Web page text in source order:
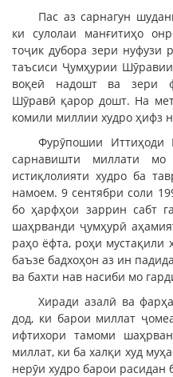
Пас аз сарнагун
ки сулолаи манғитиҳо
тоҷик дубора зери нуфузи
таъсиси Ҷумҳурии
воқеӣ надошт ва зери
Шӯравӣ қарор дошт. На
комили миллии худро ҳифз
Фурӯпошии Иттиҳоди
сарнавишти миллати
истиқлолияти худро ба
намоем. 9 сентябри соли
бо ҳарфҳои заррин сабт
шаҳрванди ҷумҳурӣ
раҳо ёфта, роҳи мустақили
баъзе бадхоҳон аз ин
ва бахти нав насиби мо
Хиради азалӣ ва
дод, ки барои миллат
ифтихори тамоми
миллат, ки ба халқи худ
нерӯи худро барои расидан